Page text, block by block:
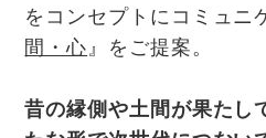
をコンセプトにコミュニ
間・心 』をご提案。
昔の縁側や土間が果たし